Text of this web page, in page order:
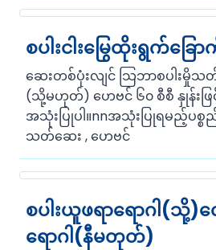
စပါးငါးမြွေထိုးရွက်ခြေ
ဆေးတစ်ပုံးလျင် သြဘာစပါးမှိုသ
(သို့မဟုတ်) ဟေဗင် ၆၀ စီစီ နှုန်းဖ
အသုံးပြုပါ။nnအသုံးပြုရမည့်ပစ္စည်
သတ်ဆေး , ဟေဗင်
စပါးယူဖရာရောဂါ(သို့)
ရောဂါ(နီမတုတ်)